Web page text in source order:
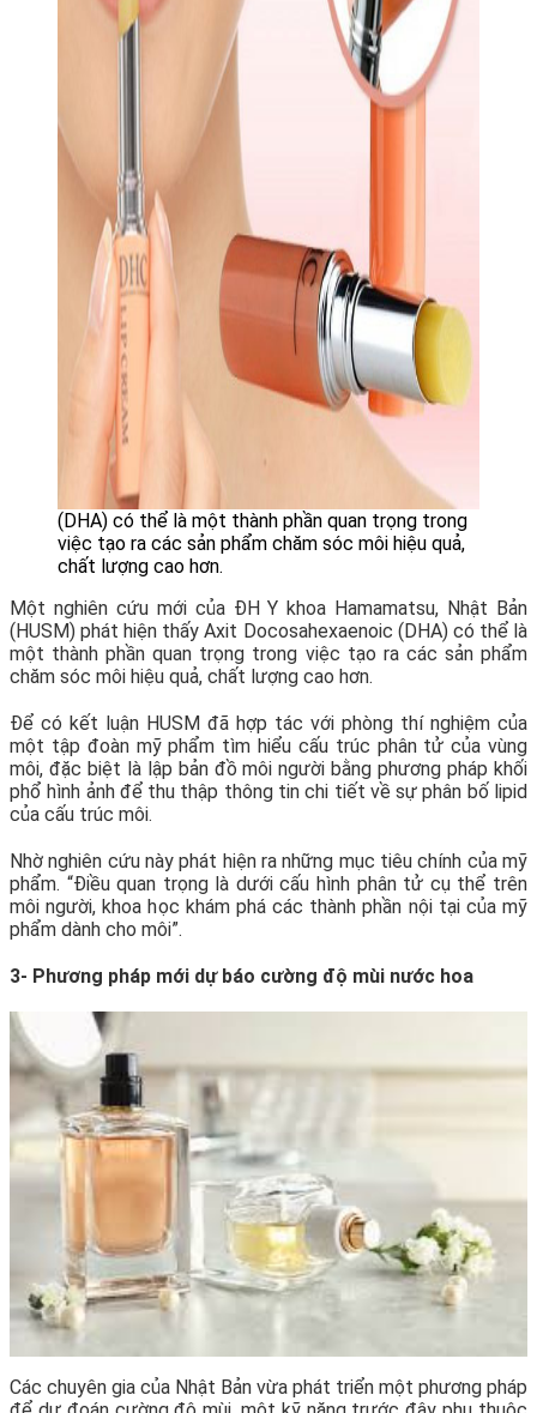
(DHA) có thể là một thành phần quan trọng trong
việc tạo ra các sản phẩm chăm sóc môi hiệu quả,
chất lượng cao hơn.
Một nghiên cứu mới của ĐH Y khoa Hamamatsu, Nhật Bản
(HUSM) phát hiện thấy Axit Docosahexaenoic (DHA) có thể là
một thành phần quan trọng trong việc tạo ra các sản phẩm
chăm sóc môi hiệu quả, chất lượng cao hơn.
Để có kết luận HUSM đã hợp tác với phòng thí nghiệm của
một tập đoàn mỹ phẩm tìm hiểu cấu trúc phân tử của vùng
môi, đặc biệt là lập bản đồ môi người bằng phương pháp khối
phổ hình ảnh để thu thập thông tin chi tiết về sự phân bố lipid
của cấu trúc môi.
Nhờ nghiên cứu này phát hiện ra những mục tiêu chính của mỹ
phẩm. “Điều quan trọng là dưới cấu hình phân tử cụ thể trên
môi người, khoa học khám phá các thành phần nội tại của mỹ
phẩm dành cho môi”.
3- Phương pháp mới dự báo cường độ mùi nước hoa
Các chuyên gia của Nhật Bản vừa phát triển một phương pháp